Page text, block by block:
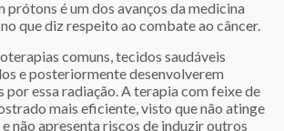
é um dos avanços da medicina
que diz respeito ao combate ao câncer.
comuns, tecidos saudáveis
e posteriormente desenvolverem
por essa radiação. A terapia com feixe de
mais eficiente, visto que não atinge
não apresenta riscos de induzir outros